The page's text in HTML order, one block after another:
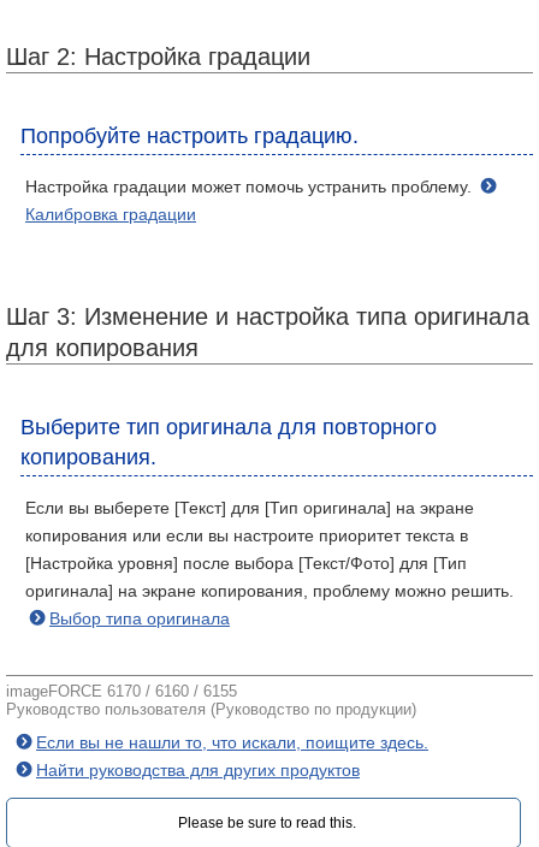
Шаг 2: Настройка градации
Попробуйте настроить градацию.
Настройка градации может помочь устранить проблему.
Калибровка градации
Шаг 3: Изменение и настройка типа оригинала
для копирования
Выберите тип оригинала для повторного
копирования.
Если вы выберете [Текст] для [Тип оригинала] на экране
копирования или если вы настроите приоритет текста в
[Настройка уровня] после выбора [Текст/Фото] для [Тип
оригинала] на экране копирования, проблему можно решить.
Выбор типа оригинала
imageFORCE 6170 / 6160 / 6155
Руководство пользователя (Руководство по продукции)
Если вы не нашли то, что искали, поищите здесь.
Найти руководства для других продуктов
Please be sure to read this.‎